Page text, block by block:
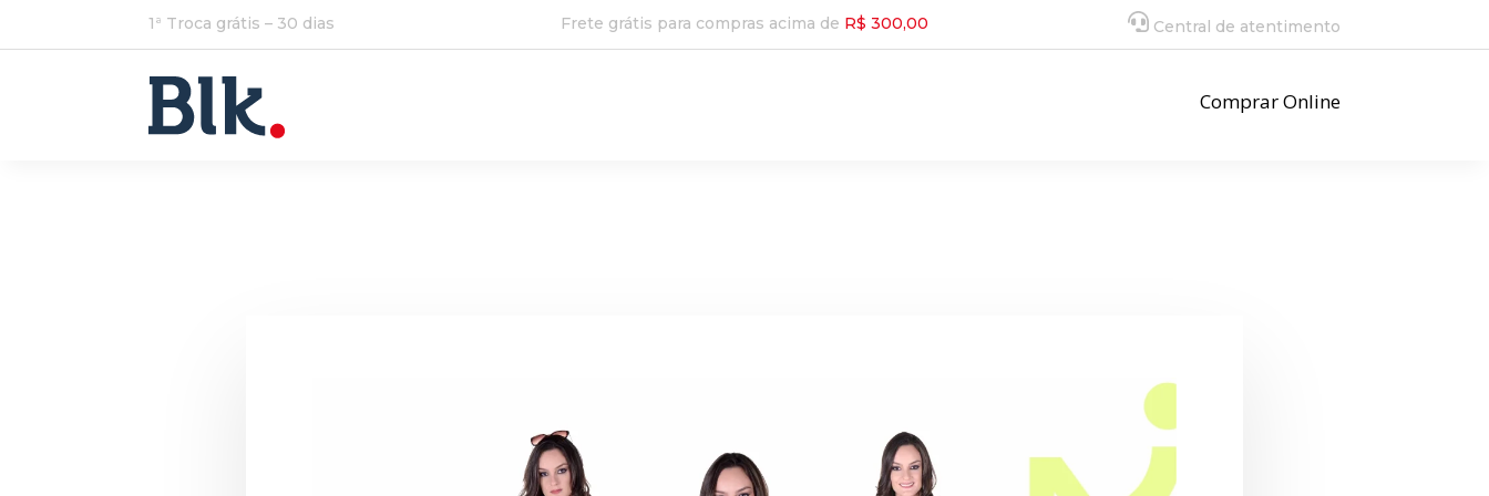
1ª Troca grátis – 30 dias Frete grátis para compras acima de R$ 300,00 Central de atentimento
Comprar Online